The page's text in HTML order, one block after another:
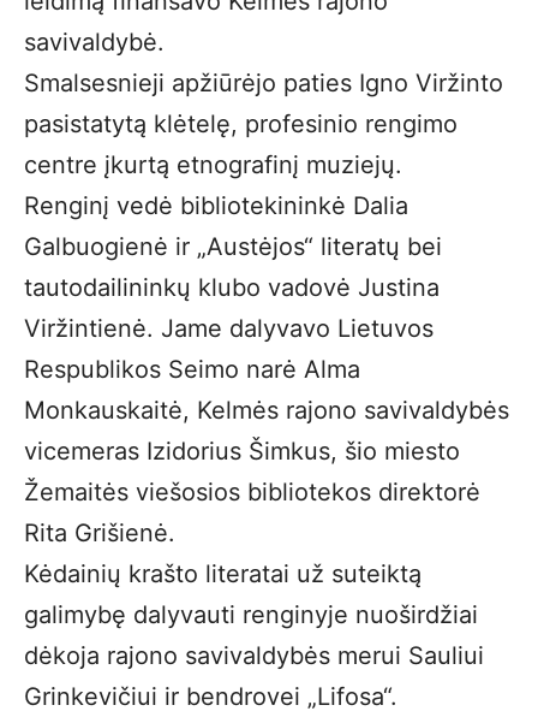
savivaldybė.
Smalsesnieji apžiūrėjo paties Igno Viržinto
pasistatytą klėtelę, profesinio rengimo
centre įkurtą etnografinį muziejų.
Renginį vedė bibliotekininkė Dalia
Galbuogienė ir „Austėjos“ literatų bei
tautodailininkų klubo vadovė Justina
Viržintienė. Jame dalyvavo Lietuvos
Respublikos Seimo narė Alma
Monkauskaitė, Kelmės rajono savivaldybės
vicemeras Izidorius Šimkus, šio miesto
Žemaitės viešosios bibliotekos direktorė
Rita Grišienė.
Kėdainių krašto literatai už suteiktą
galimybę dalyvauti renginyje nuoširdžiai
dėkoja rajono savivaldybės merui Sauliui
Grinkevičiui ir bendrovei „Lifosa“.